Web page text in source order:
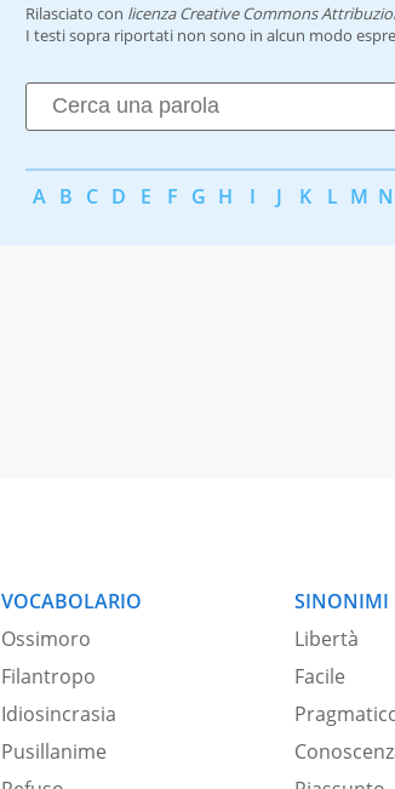
Rilasciato con licenza Creative Commons
I testi sopra riportati non sono in alcun modo
A B C D E F G H I J K L M N
VOCABOLARIO
Ossimoro
Filantropo
Idiosincrasia
Pusillanime
SINONIMI
Libertà
Facile